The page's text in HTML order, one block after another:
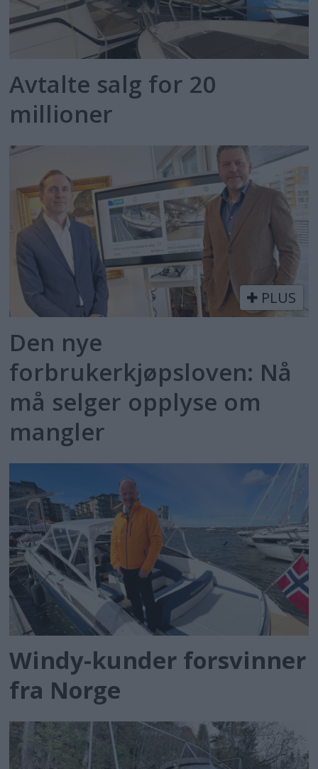
Avtalte salg for 20
millioner
PLUS
Den nye
forbrukerkjøpsloven: Nå
må selger opplyse om
mangler
Windy-kunder forsvinner
fra Norge